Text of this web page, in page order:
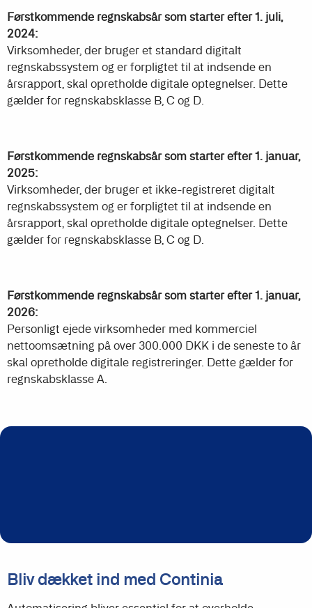
Førstkommende regnskabsår som starter efter 1. juli,
2024:
Virksomheder, der bruger et standard digitalt
regnskabssystem og er forpligtet til at indsende en
årsrapport, skal opretholde digitale optegnelser. Dette
gælder for regnskabsklasse B, C og D.
Førstkommende regnskabsår som starter efter 1. januar,
2025:
Virksomheder, der bruger et ikke-registreret digitalt
regnskabssystem og er forpligtet til at indsende en
årsrapport, skal opretholde digitale optegnelser. Dette
gælder for regnskabsklasse B, C og D.
Førstkommende regnskabsår som starter efter 1. januar,
2026:
Personligt ejede virksomheder med kommerciel
nettoomsætning på over 300.000 DKK i de seneste to år
skal opretholde digitale registreringer. Dette gælder for
regnskabsklasse A.
Bliv dækket ind med Continia